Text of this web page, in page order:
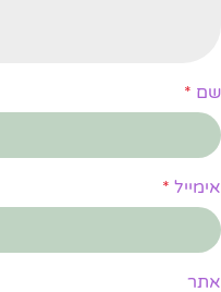
שם *
אימייל *
אתר